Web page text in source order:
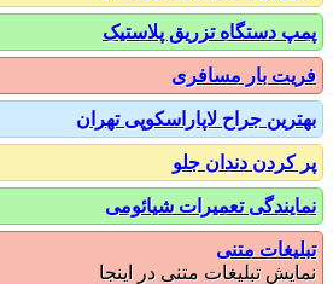
دستگاه تزریق پلاستیک
بار مسافری
جراح لاپاراسکوپی تهران
دندان جلو
تعمیرات شیائومی
متنی
تبلیغات متنی در اینجا